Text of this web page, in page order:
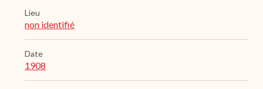
Lieu
non identifié
Date
1908